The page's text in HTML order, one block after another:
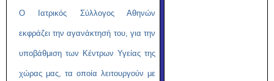
O Ιατρικός Σύλλογος Αθηνών
εκφράζει την αγανάκτησή του, για την
υποβάθμιση των Κέντρων Υγείας της
χώρας μας, τα οποία λειτουργούν με